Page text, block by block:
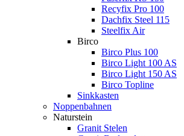
Recyfix Pro 100
Dachfix Steel 115
Steelfix Air
Birco
Birco Plus 100
Birco Light 100 AS
Birco Light 150 AS
Birco Topline
Sinkkasten
Noppenbahnen
Naturstein
Granit Stelen